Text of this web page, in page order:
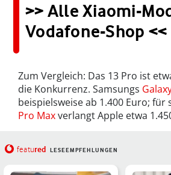
>> Alle Xiaomi-
Vodafone-Shop <<
Zum Vergleich: Das 13 Pro ist
die Konkurrenz. Samsungs
beispielsweise ab 1.400 Euro; für
Pro Maxverlangt Apple etwa
featured LESEEMPFEHLUNGEN